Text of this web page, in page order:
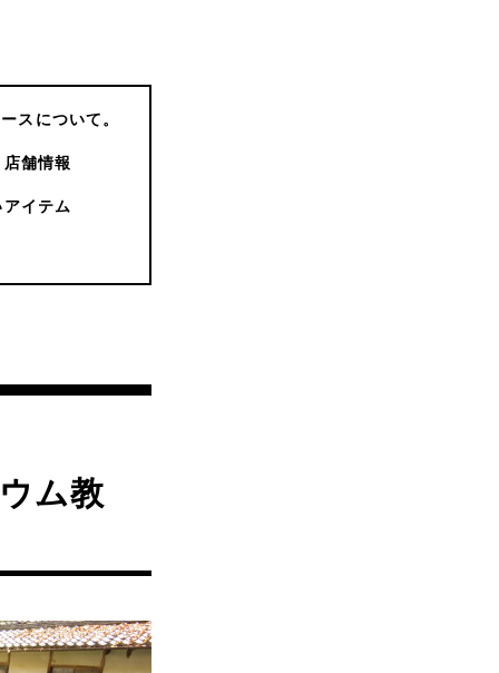
スについて。
店舗情報
イテム
ム教